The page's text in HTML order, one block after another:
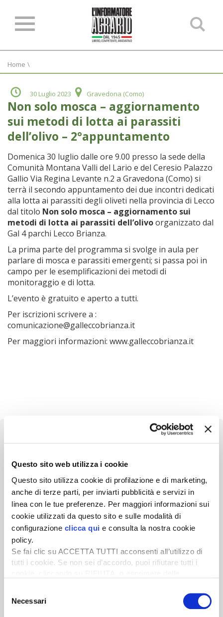
Questo sito web utilizza i cookie
Questo sito utilizza cookie di profilazione e di marketing,
anche di terze parti, per inviarti pubblicità e servizi in
linea con le tue preferenze. Per maggiori informazioni sui
cookie utilizzati da questo sito e sulle modalità di
configurazione clicca qui e consulta la nostra cookie
policy.
Se fai clic su ACCETTA TUTTI acconsenti all’utilizzo di
tutti i cookie. Se non sei d’accordo, puoi rifiutare tutti i
desideri accettare e cliccando ACCETTA SELEZIONATI.
delNecessari
Home \
30 Luglio 2023 Gravedona (Como)
Non solo mosca – aggiornamento
sui metodi di lotta ai parassiti
dell’olivo – 2°appuntamento
Domenica 30 luglio dalle ore 9.00 presso la sede della
Comunità Montana Valli del Lario e del Ceresio Palazzo
Gallio Via Regina Levante n.2 a Gravedona (Como) si
terrà il secondo appuntamento dei due incontri dedicati
alla lotta ai parassiti degli oliveti nella provincia di Lecco
dal titolo Non solo mosca – aggiornamento sui
metodi di lotta ai parassiti dell’olivoorganizzato dal
Gal 4 parchi Lecco Brianza.
La prima parte del programma si svolge in aula per
parlare di mosca e parassiti emergenti; si passa poi in
campo per le esemplificazioni dei metodi di
monitoraggio e di lotta.
L’evento è gratuito e aperto a tutti.
Per iscrizioni scrivere a :
comunicazione@galleccobrianza.it
Per maggiori informazioni: www.galleccobrianza.it
Newsletter
Scopri un servizio d'informazione di alta qualità. Tagliato sulle tue
esigenze.
ISCRIVITI